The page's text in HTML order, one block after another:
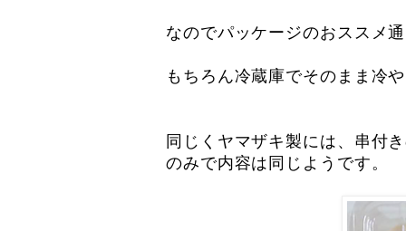
なのでパッケージのおススメ
もちろん冷蔵庫でそのまま冷
同じくヤマザキ製には、串付
のみで内容は同じようです。